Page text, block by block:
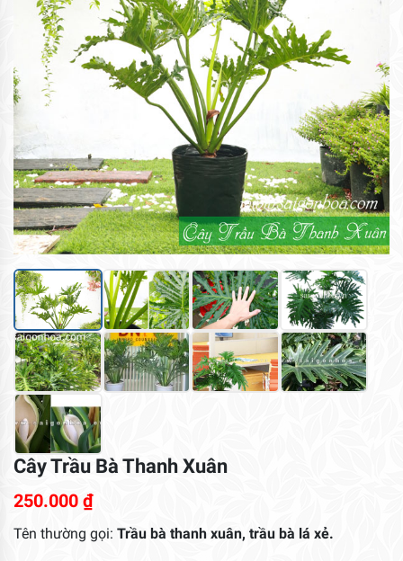
Cây Trầu Bà Thanh Xuân
250.000 ₫
Tên thường gọi: Trầu bà thanh xuân, trầu bà lá xẻ.